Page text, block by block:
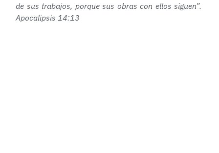
de sus trabajos, porque sus obras con ellos siguen”.
Apocalipsis 14:13